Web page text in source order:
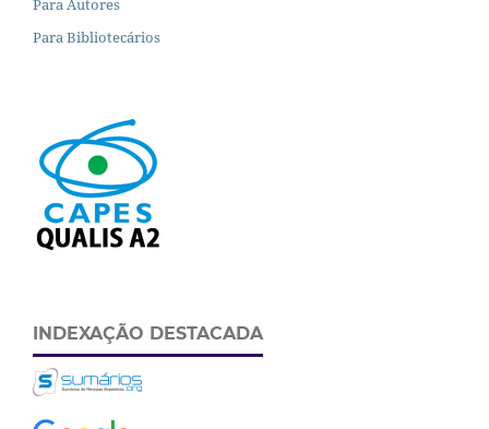
Para Autores
Para Bibliotecários
INDEXAÇÃO DESTACADA